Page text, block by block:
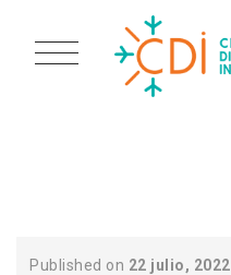
Published on 22 julio, 2022